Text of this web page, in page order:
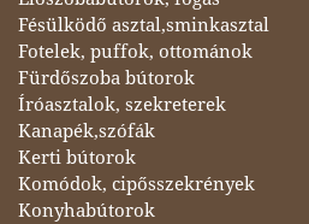
Fésülködő asztal,sminkasztal
Fotelek, puffok, ottománok
Fürdőszoba bútorok
Íróasztalok, szekreterek
Kanapék,szófák
Kerti bútorok
Komódok, cipősszekrények
Konyhabútorok